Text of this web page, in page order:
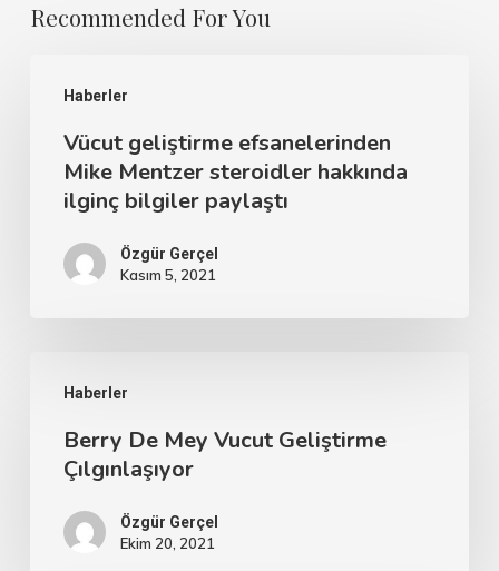
Recommended For You
Haberler
Vücut geliştirme efsanelerinden
Mike Mentzer steroidler hakkında
ilginç bilgiler paylaştı
Özgür Gerçel
Kasım 5, 2021
Haberler
Berry De Mey Vucut Geliştirme
Çılgınlaşıyor
Özgür Gerçel
Ekim 20, 2021